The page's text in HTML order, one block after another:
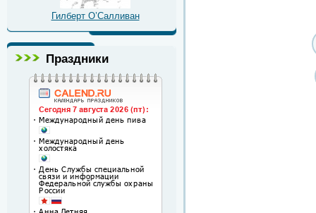
Гилберт О’Салливан
Праздники